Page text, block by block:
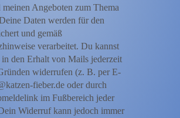
Angeboten zum Thema
Daten werden für den
und gemäß
verarbeitet. Du kannst
den Erhalt von Mails jederzeit
widerrufen (z. B. per E-
fieber.de oder durch
im Fußbereich jeder
Widerruf kann jedoch immer